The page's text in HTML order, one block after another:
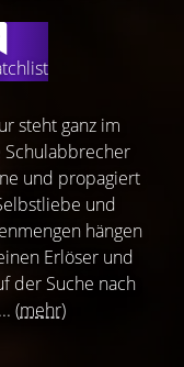
steht ganz im
Schulabbrecher
und propagiert
und
hängen
Erlöser und
der Suche nach
(mehr)